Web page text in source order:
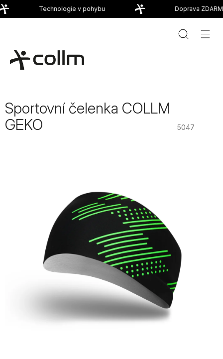
Přejít
na
Technologie v pohybu Doprava
Sportovní čelenka COLLM
GEKO
5047